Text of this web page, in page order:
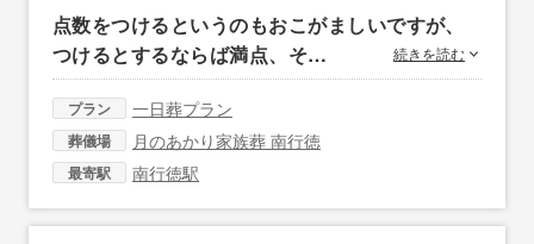
点数をつけるというのもおこがましいですが、
つけるとするならば満点、そ…
続きを読む
プラン 一日葬プラン
葬儀場 月のあかり家族葬 南行徳
最寄駅 南行徳駅